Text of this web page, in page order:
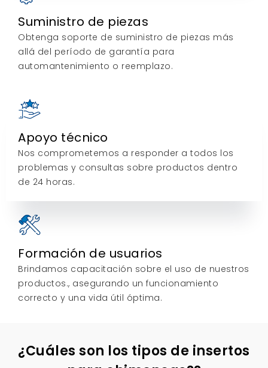
Suministro de piezas
Obtenga soporte de suministro de piezas más
allá del período de garantía para
automantenimiento o reemplazo.
Apoyo técnico
Nos comprometemos a responder a todos los
problemas y consultas sobre productos dentro
de 24 horas.
Formación de usuarios
Brindamos capacitación sobre el uso de nuestros
productos., asegurando un funcionamiento
correcto y una vida útil óptima.
¿Cuáles son los tipos de insertos